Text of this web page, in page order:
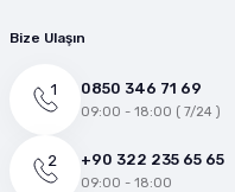
Bize Ulaşın
0850 346 71 69
09:00 - 18:00 ( 7/24 )
+90 322 235 65 65
09:00 - 18:00